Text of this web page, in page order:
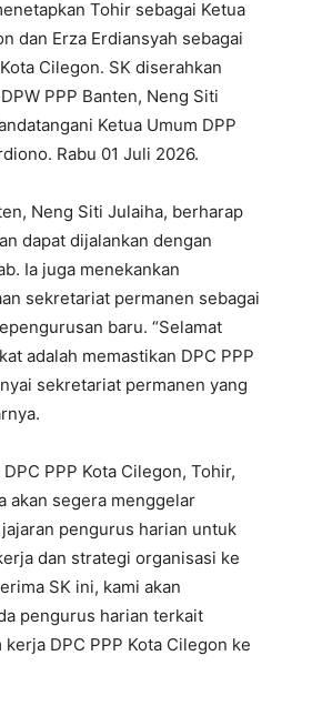
Tohir sebagai Ketua
dan Erza Erdiansyah sebagai
Cilegon. SK diserahkan
PPP Banten, Neng Siti
Ketua Umum DPP
Rabu 01 Juli 2026.
Neng Siti Julaiha, berharap
dapat dijalankan dengan
Ia juga menekankan
sekretariat permanen sebagai
baru. “Selamat
adalah memastikan DPC PPP
sekretariat permanen yang
PPP Kota Cilegon, Tohir,
akan segera menggelar
pengurus harian untuk
dan strategi organisasi ke
SK ini, kami akan
pengurus harian terkait
DPC PPP Kota Cilegon ke